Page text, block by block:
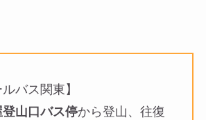
バス関東】
登山口バス停から登山、往復